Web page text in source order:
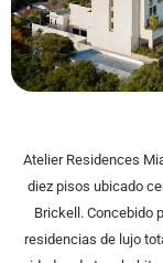
Atelier Residences
diez pisos ubicado
Brickell. Concebido
residencias de lujo